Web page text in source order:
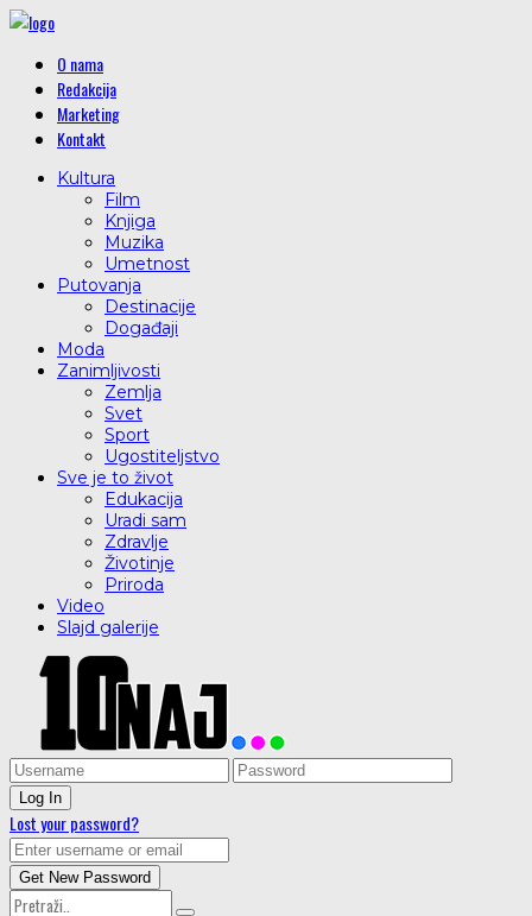
O nama
Redakcija
Marketing
Kontakt
Kultura
Film
Knjiga
Muzika
Umetnost
Putovanja
Destinacije
Događaji
Moda
Zanimljivosti
Zemlja
Svet
Sport
Ugostiteljstvo
Sve je to život
Edukacija
Uradi sam
Zdravlje
Životinje
Priroda
Video
Slajd galerije
Lost your password?